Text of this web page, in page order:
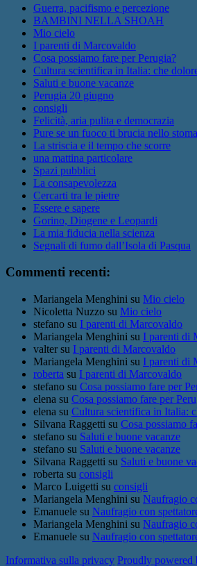
Guerra, pacifismo e percezione
BAMBINI NELLA SHOAH
Mio cielo
I parenti di Marcovaldo
Cosa possiamo fare per Perugia?
Cultura scientifica in Italia: che
Saluti e buone vacanze
Perugia 20 giugno
consigli
Felicità, aria pulita e democrazia
Pure se un fuoco ti brucia nello
La striscia e il tempo che scorre
una mattina particolare
Spazi pubblici
La consapevolezza
Cercarti tra le pietre
Essere e sapere
Gorino, Diogene e Leopardi
La mia fiducia nella scienza
Segnali di fumo dall’Isola di Pasqua
Commenti recenti:
Mariangela Menghini su Mio cielo
Nicoletta Nuzzo su Mio cielo
stefano su I parenti di Marcovaldo
Mariangela Menghini su I parenti di
valtersu I parenti di Marcovaldo
Mariangela Menghini su I parenti di
roberta su I parenti di Marcovaldo
stefano su Cosa possiamo fare per
elena su Cosa possiamo fare per
elena su Cultura scientifica in Italia:
Silvana Raggetti su Cosa possiamo
stefano su Saluti e buone vacanze
stefano su Saluti e buone vacanze
Silvana Raggetti su Saluti e buone
roberta su consigli
Marco Luigetti su consigli
Mariangela Menghini su Naufragio
Emanuele su Naufragio con
Mariangela Menghini su Naufragio
Emanuele su Naufragio con
Informativa sulla privacy Proudly powered